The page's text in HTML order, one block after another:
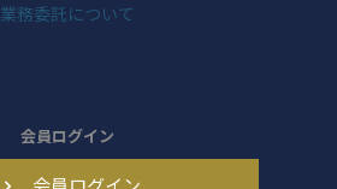
業務委託について
会員ログイン